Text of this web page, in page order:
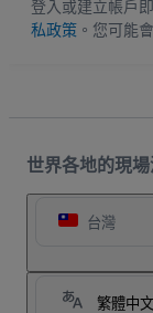
登入或建立帳戶
私政策 。您可能
世界各地的現
台灣
繁體中